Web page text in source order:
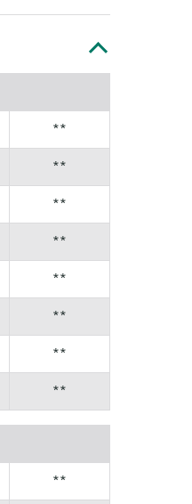
**
**
**
**
**
**
**
**
**